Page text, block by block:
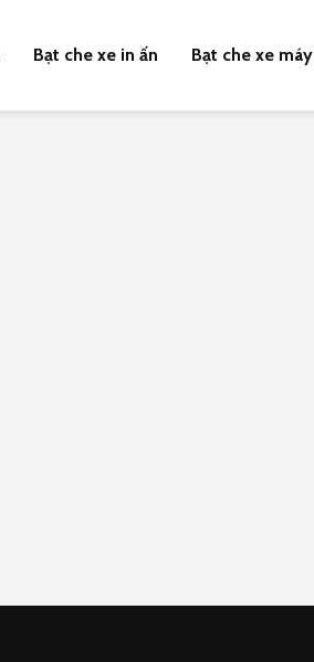
Bạt che xe in ấn Bạt che xe máy